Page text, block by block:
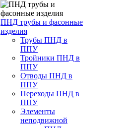
ПНД трубы и фасонные
изделия
Трубы ПНД в
ППУ
Тройники ПНД в
ППУ
Отводы ПНД в
ППУ
Переходы ПНД в
ППУ
Элементы
неподвижной